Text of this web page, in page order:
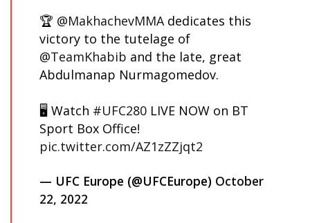
🏆 @MakhachevMMAdedicates this
victory to the tutelage of
@TeamKhabib and the late, great
Abdulmanap Nurmagomedov.
🖥️ Watch #UFC280 LIVE NOW on BT
Sport Box Office!
pic.twitter.com/AZ1zZZjqt2
— UFC Europe (@UFCEurope) October
22, 2022